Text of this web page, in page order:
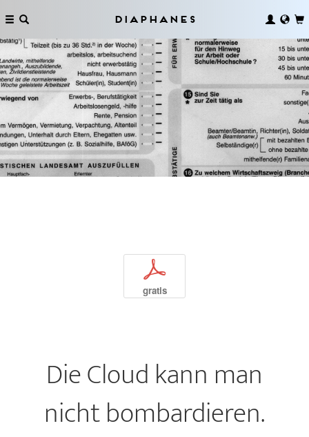
Diaphanes
p
gratis
Die Cloud kann man
nicht bombardieren.